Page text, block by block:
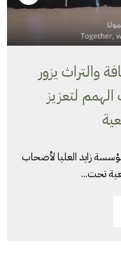
والتراث يزور
لتعزيز
زايد العليا لأصحاب
تحت...